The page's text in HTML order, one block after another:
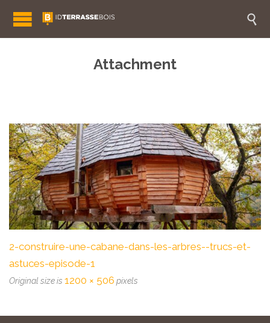

Attachment
2-construire-une-cabane-dans-les-arbres--trucs-et-
astuces-episode-1
Original size is 1200 × 506 pixels